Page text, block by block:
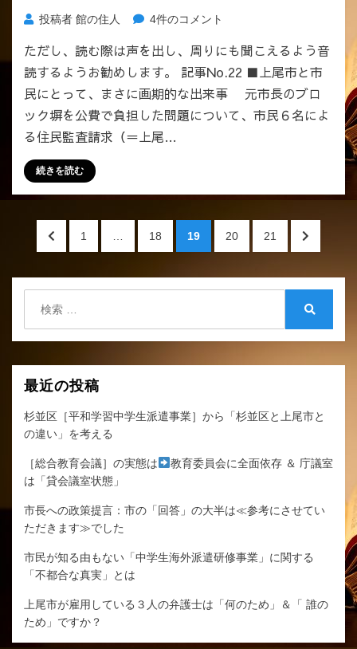
が
待
れ
る。
へ
の
投稿者 館の住人
市
と
共
有
な
い
プ
ど
は
監
請
結
読
だ
4件のコメント
ただし、読む際は声を出し、周りにも聞こえるよう音
読するようお勧めします。 記事No.22 ■上尾市と市
民にとって、まさに画期的な出来事 元市長のブロ
ック塀を公費で負担した問題について、市民６名によ
る住民監査請求（＝上尾…
続きを読む
の
ー
ジ
送
り
の
ー
ジ
ペ
ー
1
ペ
ー
18
ペ
ー
19
ペ
ー
20
ペ
ー
21
次
の
ー
ジ
最近の投稿
杉並区［平和学習中学生派遣事業］から「杉並区と上尾市と
の違い」を考える
［総合教育会議］の実態は
教育委員会に全面依存 ＆ 庁議室
は「貸会議室状態」
市長への政策提言：市の「回答」の大半は≪参考にさせてい
ただきます≫でした
市民が知る由もない「中学生海外派遣研修事業」に関する
「不都合な真実」とは
上尾市が雇用している３人の弁護士は「何のため」＆「 誰の
ため」ですか？